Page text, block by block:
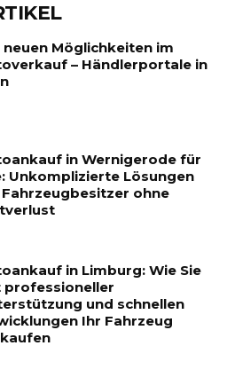
neuen Möglichkeiten im
– Händlerportale in
in Wernigerode für
Unkomplizierte Lösungen
ohne
in Limburg: Wie Sie
professioneller
und schnellen
Ihr Fahrzeug